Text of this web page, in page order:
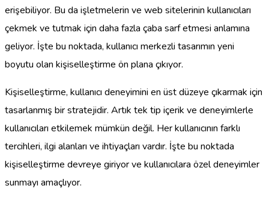
erişebiliyor. Bu da işletmelerin ve web sitelerinin kullanıcıları
çekmek ve tutmak için daha fazla çaba sarf etmesi anlamına
geliyor. İşte bu noktada, kullanıcı merkezli tasarımın yeni
boyutu olan kişiselleştirme ön plana çıkıyor.
Kişiselleştirme, kullanıcı deneyimini en üst düzeye çıkarmak için
tasarlanmış bir stratejidir. Artık tek tip içerik ve deneyimlerle
kullanıcıları etkilemek mümkün değil. Her kullanıcının farklı
tercihleri, ilgi alanları ve ihtiyaçları vardır. İşte bu noktada
kişiselleştirme devreye giriyor ve kullanıcılara özel deneyimler
sunmayı amaçlıyor.